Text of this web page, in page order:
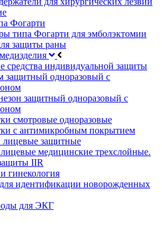
Фогарти
типа Фогарти для эмболэктомии
защиты раны
средства индивидуальной защиты
защитный одноразовый с
защитный одноразовый с
смотровые одноразовые
с антимикробным покрытием
защитные
медицинские трехслойные.
IIR
гинекология
идентификации новорожденных
для ЭКГ